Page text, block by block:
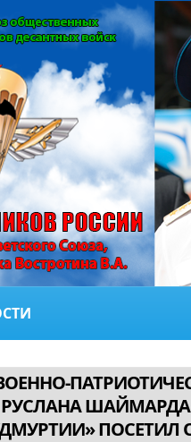
РУСЛАНА
ПОСЕТИЛ